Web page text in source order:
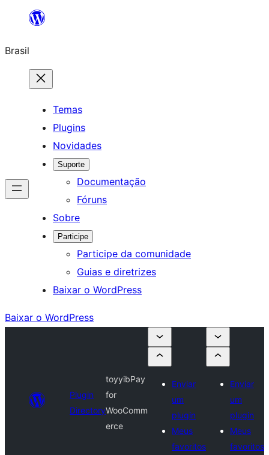
o
conteúdo
Brasil
Temas
Plugins
Novidades
Suporte
Documentação
Fóruns
Sobre
Participe
Participe da comunidade
Guias e diretrizes
Baixar o WordPress
Baixar o WordPress
Plugin
Directory
toyyibPay
for
WooComm
erce
Enviar
um
plugin
Meus
favoritos
Enviar
um
plugin
Meus
favoritos